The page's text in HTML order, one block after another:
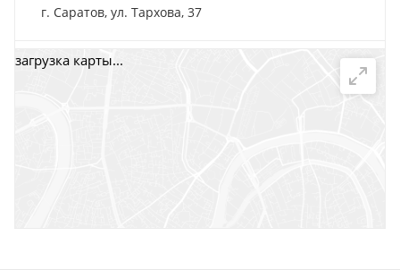
г. Саратов, ул. Тархова, 37
г. Саратов, пр-т. 50 лет Октября, 118Д, помещ. 15
загрузка карты...